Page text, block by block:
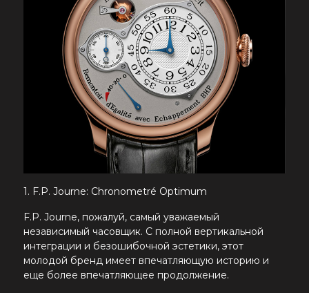
1. F.P. Journe: Chronometré Optimum
F.P. Journe, пожалуй, самый уважаемый
независимый часовщик. С полной вертикальной
интеграции и безошибочной эстетики, этот
молодой бренд имеет впечатляющую историю и
еще более впечатляющее продолжение.